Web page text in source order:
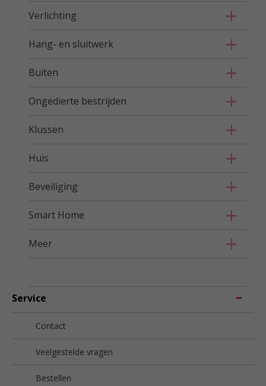
Verlichting
Hang- en sluitwerk
Buiten
Ongedierte bestrijden
Klussen
Huis
Beveiliging
Smart Home
Meer
Service
Contact
Veelgestelde vragen
Bestellen